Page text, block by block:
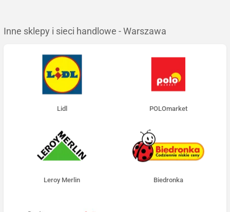
Inne sklepy i sieci handlowe - Warszawa
Lidl POLOmarket
Leroy Merlin Biedronka